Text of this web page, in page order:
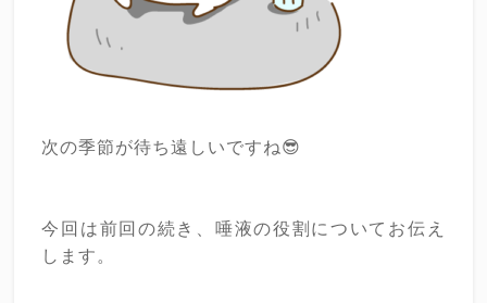
次の季節が待ち遠しいですね😎
今回は前回の続き、唾液の役割についてお伝え
します。